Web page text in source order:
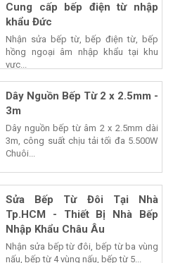
Cung cấp bếp điện từ nhập
khẩu Đức
Nhận sửa bếp từ, bếp điện từ, bếp
hồng ngoại âm nhập khẩu tại khu
vực...
Dây Nguồn Bếp Từ 2 x 2.5mm -
3m
Dây nguồn bếp từ âm 2 x 2.5mm dài
3m, công suất chịu tải tối đa 5.500W
Chuôi...
Sửa Bếp Từ Đôi Tại Nhà
Tp.HCM - Thiết Bị Nhà Bếp
Nhập Khẩu Châu Âu
Nhận sửa bếp từ đôi, bếp từ ba vùng
nấu, bếp từ 4 vùng nấu, bếp từ 5...